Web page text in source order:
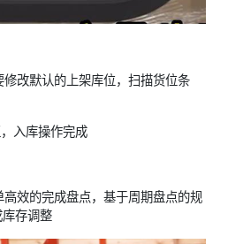
改默认的上架库位，扫描货位条
入库操作完成
效的完成盘点，基于周期盘点的规
存调整